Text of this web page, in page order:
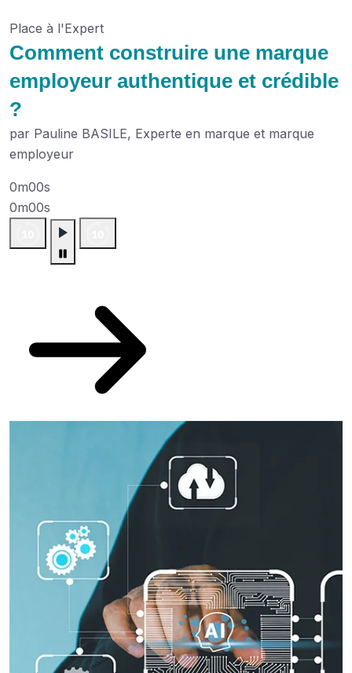
Place à l'Expert
Comment construire une marque
employeur authentique et crédible
?
par Pauline BASILE, Experte en marque et marque
employeur
0m00s
0m00s